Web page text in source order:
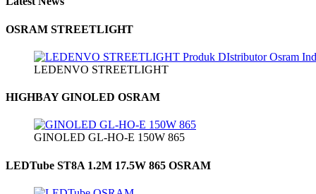
OSRAM STREETLIGHT
LEDENVO STREETLIGHT
HIGHBAY GINOLED OSRAM
GINOLED GL-HO-E 150W 865
LEDTube ST8A 1.2M 17.5W 865 OSRAM